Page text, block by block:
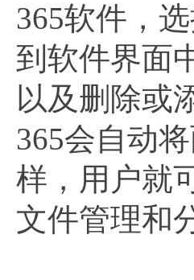
365软件，
到软件界面
以及删除或
365会自动
样，用户就
文件管理和